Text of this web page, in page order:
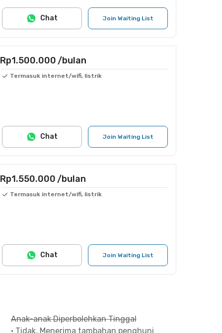
Join Waiting List
Chat
Rp1.500.000 /bulan
Termasuk internet/wifi, listrik
Join Waiting List
Chat
Rp1.550.000 /bulan
Termasuk internet/wifi, listrik
Join Waiting List
Chat
Anak-anak Diperbolehkan Tinggal
• Tidak, Menerima tambahan penghuni